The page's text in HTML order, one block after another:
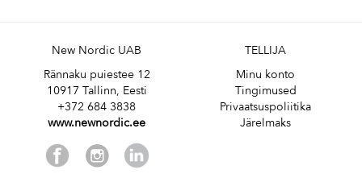
New Nordic UAB
Rännaku puiestee 12
10917 Tallinn, Eesti
+372 684 3838
www.newnordic.ee
TELLIJA
Minu konto
Tingimused
Privaatsuspoliitika
Järelmaks